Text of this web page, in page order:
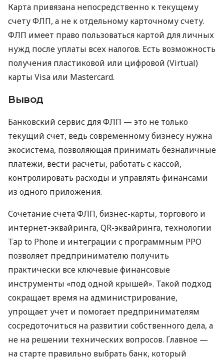
Карта привязана непосредственно к текущему
счету ФЛП, а не к отдельному карточному счету.
ФЛП имеет право пользоваться картой для личных
нужд после уплаты всех налогов. Есть возможность
получения пластиковой или цифровой (Virtual)
карты Visa или Mastercard.
Вывод
Банковский сервис для ФЛП — это не только
текущий счет, ведь современному бизнесу нужна
экосистема, позволяющая принимать безналичные
платежи, вести расчеты, работать с кассой,
контролировать расходы и управлять финансами
из одного приложения.
Сочетание счета ФЛП, бизнес-карты, торгового и
интернет-эквайринга, QR-эквайринга, технологии
Tap to Phone и интеграции с программным РРО
позволяет предпринимателю получить
практически все ключевые финансовые
инструменты «под одной крышей». Такой подход
сокращает время на администрирование,
упрощает учет и помогает предпринимателям
сосредоточиться на развитии собственного дела, а
не на решении технических вопросов. Главное —
на старте правильно выбрать банк, который